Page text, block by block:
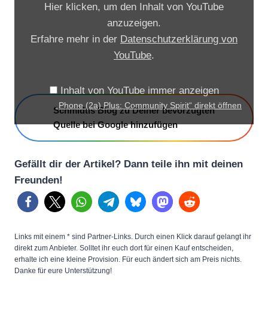
)
P
l
s
C
o
m
m
u
Hier klicken, um den Inhalt von YouTube
anzuzeigen.
Erfahre mehr in der Datenschutzerklärung von
YouTube.
Inhalt von YouTube immer anzeigen
„Phone (2a) Plus: Community Spirit“ direkt öffnen
Schmidtis Blog zu Deiner bevorzugten
Quelle bei Google hinzufügen
Gefällt dir der Artikel? Dann teile ihn mit deinen
Freunden!
Links mit einem * sind Partner-Links. Durch einen Klick darauf gelangt ihr
direkt zum Anbieter. Solltet ihr euch dort für einen Kauf entscheiden,
erhalte ich eine kleine Provision. Für euch ändert sich am Preis nichts.
Danke für eure Unterstützung!